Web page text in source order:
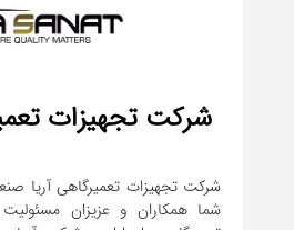
شرکت تجهیزات
شما همکاران و عزیزان مسئولیت